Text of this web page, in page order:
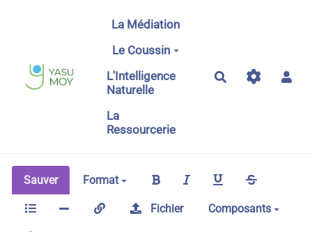
Aller au contenu principal
La Médiation
Le Coussin
L'Intelligence
Naturelle
La
Ressourcerie
Rechercher
Sauver Format
Fichier Composants